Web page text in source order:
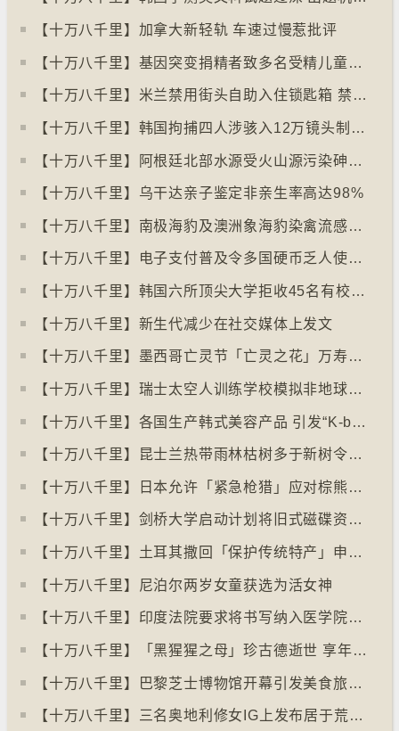
【十万八千里】加拿大新轻轨 车速过慢惹批评
【十万八千里】基因突变捐精者致多名受精儿童患癌
【十万八千里】米兰禁用街头自助入住锁匙箱 禁自助入住民宿
【十万八千里】韩国拘捕四人涉骇入12万镜头制色情内容
【十万八千里】阿根廷北部水源受火山源污染砷含量超标
【十万八千里】乌干达亲子鉴定非亲生率高达98%
【十万八千里】南极海豹及澳洲象海豹染禽流感病毒恐扩散
【十万八千里】电子支付普及令多国硬币乏人使用甚至停产
【十万八千里】韩国六所顶尖大学拒收45名有校园暴力纪录者入学
【十万八千里】新生代减少在社交媒体上发文
【十万八千里】墨西哥亡灵节「亡灵之花」万寿菊失收
【十万八千里】瑞士太空人训练学校模拟非地球生活
【十万八千里】各国生产韩式美容产品 引发“K-beauty”定义讨论
【十万八千里】昆士兰热带雨林枯树多于新树令二氧化碳释出量多于吸收量
【十万八千里】日本允许「紧急枪猎」应对棕熊袭击人类事件急增
【十万八千里】剑桥大学启动计划将旧式磁碟资料存档
【十万八千里】土耳其撒回「保护传统特产」申请德国烤肉多样性获保护
【十万八千里】尼泊尔两岁女童获选为活女神
【十万八千里】印度法院要求将书写纳入医学院课程
【十万八千里】「黑猩猩之母」珍古德逝世 享年91岁
【十万八千里】巴黎芝士博物馆开幕引发美食旅游热潮
【十万八千里】三名奥地利修女IG上发布居于荒废修道院情况结果广受欢迎